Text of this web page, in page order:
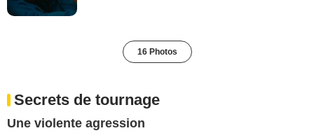
16 Photos
Secrets de tournage
Une violente agression